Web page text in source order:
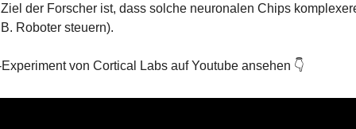
der Forscher ist, dass solche neuronalen Chips
Roboter steuern).
von Cortical Labs auf Youtube ansehen 👇